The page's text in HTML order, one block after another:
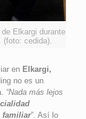
Elkargi durante
(foto: cedida).
en Elkargi,
no es un
“Nada más lejos
familiar”. Así lo